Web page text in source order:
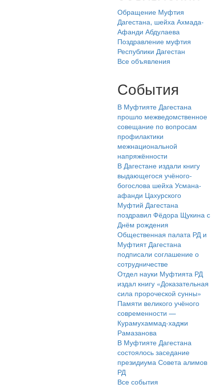
Обращение Муфтия
Дагестана, шейха Ахмада-
Афанди Абдулаева
Поздравление муфтия
Республики Дагестан
Все объявления
События
В Муфтияте Дагестана
прошло межведомственное
совещание по вопросам
профилактики
межнациональной
напряжённости
В Дагестане издали книгу
выдающегося учёного-
богослова шейха Усмана-
афанди Цахурского
Муфтий Дагестана
поздравил Фёдора Щукина с
Днём рождения
Общественная палата РД и
Муфтият Дагестана
подписали соглашение о
сотрудничестве
Отдел науки Муфтията РД
издал книгу «Доказательная
сила пророческой сунны»
Памяти великого учёного
современности —
Курамухаммад-хаджи
Рамазанова
В Муфтияте Дагестана
состоялось заседание
президиума Совета алимов
РД
Все события